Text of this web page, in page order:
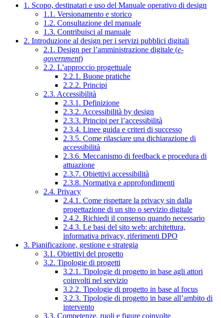
1. Scopo, destinatari e uso del Manuale operativo di design
1.1. Versionamento e storico
1.2. Consultazione del manuale
1.3. Contribuisci al manuale
2. Introduzione al design per i servizi pubblici digitali
2.1. Design per l’amministrazione digitale (e-
government)
2.2. L’approccio progettuale
2.2.1. Buone pratiche
2.2.2. Principi
2.3. Accessibilità
2.3.1. Definizione
2.3.2. Accessibilità by design
2.3.3. Principi per l’accessibilità
2.3.4. Linee guida e criteri di successo
2.3.5. Come rilasciare una dichiarazione di
accessibilità
2.3.6. Meccanismo di feedback e procedura di
attuazione
2.3.7. Obiettivi accessibilità
2.3.8. Normativa e approfondimenti
2.4. Privacy
2.4.1. Come rispettare la privacy sin dalla
progettazione di un sito o servizio digitale
2.4.2. Richiedi il consenso quando necessario
2.4.3. Le basi del sito web: architettura,
informativa privacy, riferimenti DPO
3. Pianificazione, gestione e strategia
3.1. Obiettivi del progetto
3.2. Tipologie di progetti
3.2.1. Tipologie di progetto in base agli attori
coinvolti nel servizio
3.2.2. Tipologie di progetto in base al focus
3.2.3. Tipologie di progetto in base all’ambito di
intervento
3.3. Competenze, ruoli e figure coinvolte